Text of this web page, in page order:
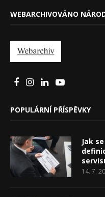
WEBARCHIVOVÁNO
POPULÁRNÍ PŘÍSPĚVKY
Jak
14. 7.